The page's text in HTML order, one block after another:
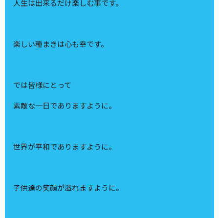
人生は出来るだけ楽しむ事です。
楽しい種まきは心も幸です。
では皆様にとって
素敵な一日でありますように。
世界が平和でありますように。
子供達の笑顔が溢れますように。